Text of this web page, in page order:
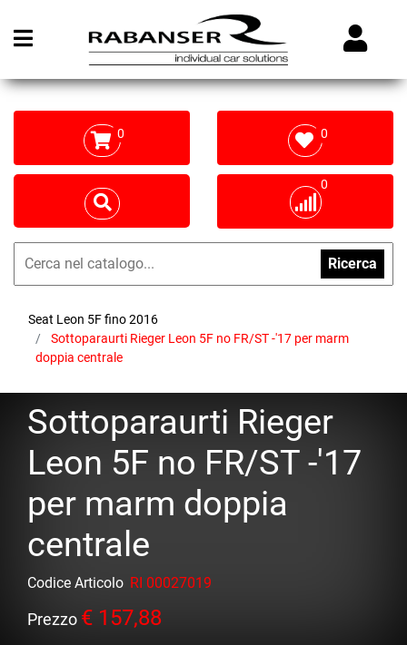
Open menu
0 0
0
Ricerca
Seat Leon 5F fino 2016
Sottoparaurti Rieger Leon 5F no FR/ST -'17 per marm
doppia centrale
Sottoparaurti Rieger
Leon 5F no FR/ST -'17
per marm doppia
centrale
Codice Articolo RI 00027019
Prezzo € 157,88